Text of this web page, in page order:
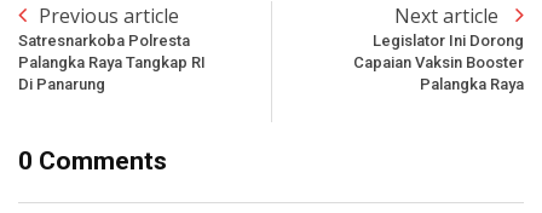
Previous article
Satresnarkoba Polresta
Palangka Raya Tangkap RI
Di Panarung
Next article
Legislator Ini Dorong
Capaian Vaksin Booster
Palangka Raya
0 Comments